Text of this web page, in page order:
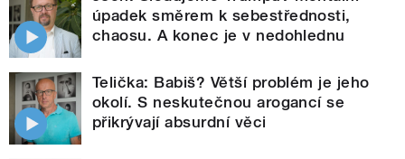
úpadek směrem k sebestřednosti,
chaosu. A konec je v nedohlednu
Telička: Babiš? Větší problém je jeho
okolí. S neskutečnou arogancí se
přikrývají absurdní věci